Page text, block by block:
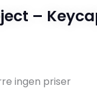
–
ingen priser